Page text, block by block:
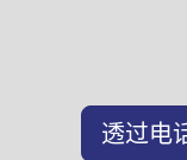
透过电